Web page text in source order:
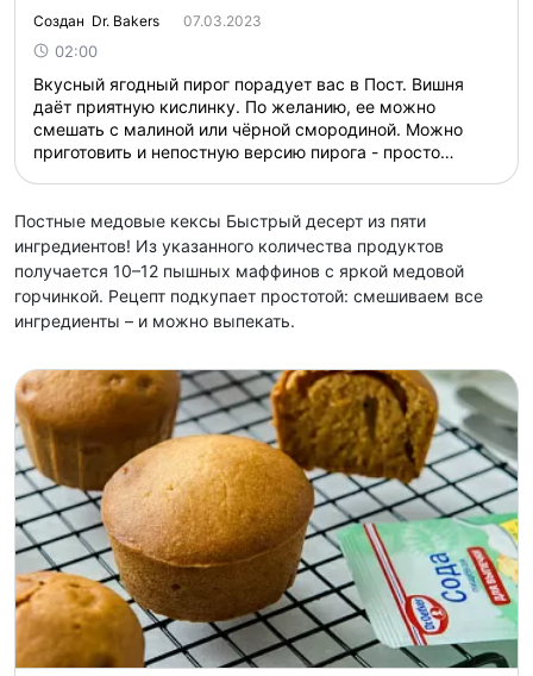
Создан Dr. Bakers 07.03.2023
02:00
Вкусный ягодный пирог порадует вас в Пост. Вишня
даёт приятную кислинку. По желанию, ее можно
смешать с малиной или чёрной смородиной. Можно
приготовить и непостную версию пирога - просто
приготовления - 2 часа + 8 часов для разморозки ягод.
...
Постные медовые кексы Быстрый десерт из пяти
ингредиентов! Из указанного количества продуктов
получается 10–12 пышных маффинов с яркой медовой
горчинкой. Рецепт подкупает простотой: смешиваем все
ингредиенты – и можно выпекать.